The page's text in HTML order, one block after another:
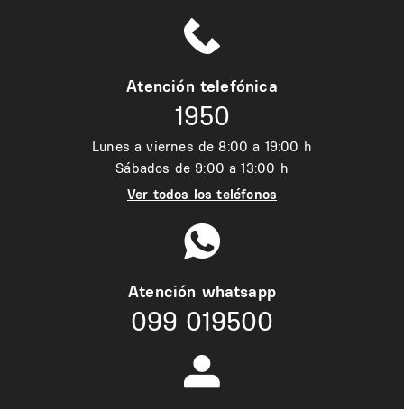
Atención telefónica
1950
Lunes a viernes de 8:00 a 19:00 h
Sábados de 9:00 a 13:00 h
Ver todos los teléfonos
Atención whatsapp
099 019500